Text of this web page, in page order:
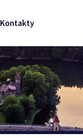
Kontakty